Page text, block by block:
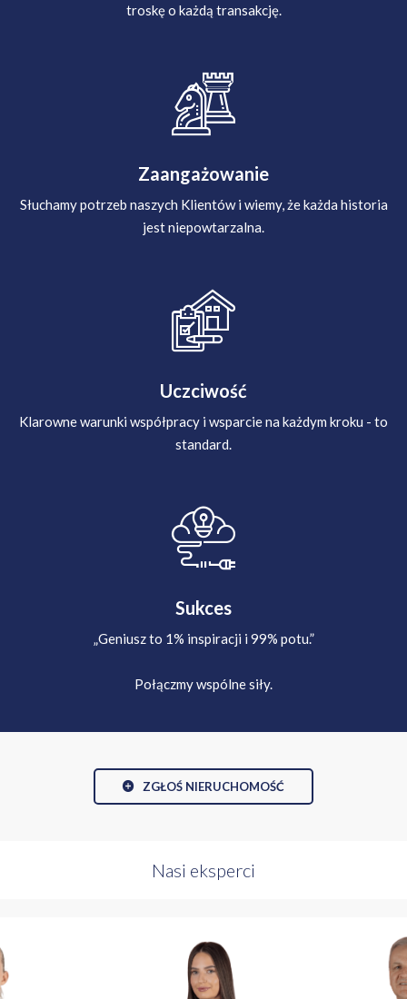
troskę o każdą transakcję.
Zaangażowanie
Słuchamy potrzeb naszych Klientów i wiemy, że każda historia
jest niepowtarzalna.
Uczciwość
Klarowne warunki współpracy i wsparcie na każdym kroku - to
standard.
Sukces
„Geniusz to 1% inspiracji i 99% potu.”
Połączmy wspólne siły.
ZGŁOŚ NIERUCHOMOŚĆ
Nasi eksperci